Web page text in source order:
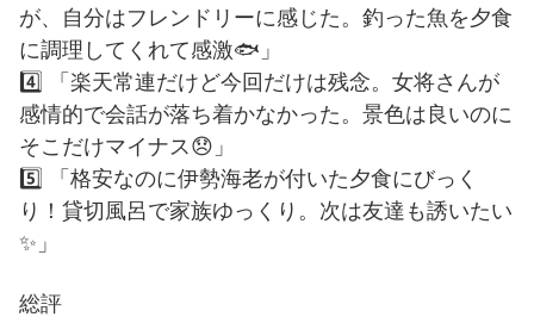
が、自分はフレンドリーに感じた。釣った魚を夕食
に調理してくれて感激🐟」
4️⃣ 「楽天常連だけど今回だけは残念。女将さんが
感情的で会話が落ち着かなかった。景色は良いのに
そこだけマイナス😞」
5️⃣ 「格安なのに伊勢海老が付いた夕食にびっく
り！貸切風呂で家族ゆっくり。次は友達も誘いたい
✨」
総評